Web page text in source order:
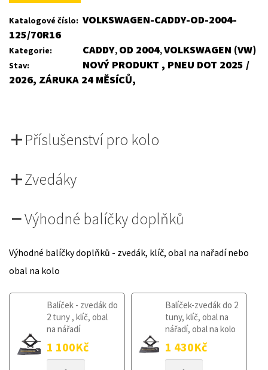
4
663Kč.
3
Katalogové číslo: VOLKSWAGEN-CADDY-OD-2004-
125/70R16
Kategorie: CADDY, OD 2004,VOLKSWAGEN (VW)
Stav:
NOVÝ PRODUKT , PNEU DOT 2025 /
2026, ZÁRUKA 24 MĚSÍCŮ,
Příslušenství pro kolo
Zvedáky
Výhodné balíčky doplňků
Výhodné balíčky doplňků - zvedák, klíč, obal na nařadí nebo
obal na kolo
Balíček - zvedák do
2 tuny , klíč, obal
na nářadí
1 100Kč
Balíček-zvedák do 2
tuny, klíč, obal na
nářadí, obal na kolo
1 430Kč